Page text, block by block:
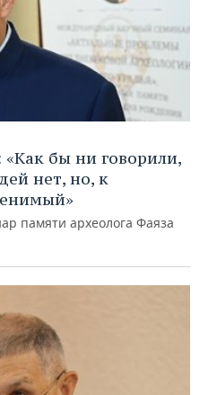
бы ни говорили,
нет, но, к
памяти археолога Фаяза